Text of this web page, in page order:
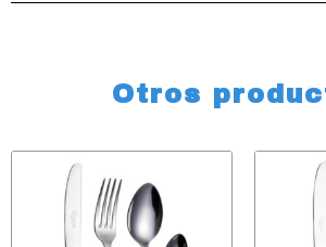
Otros